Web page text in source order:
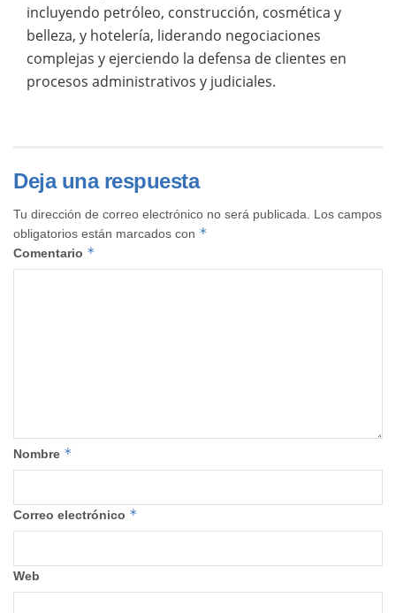
incluyendo petróleo, construcción, cosmética y
belleza, y hotelería, liderando negociaciones
complejas y ejerciendo la defensa de clientes en
procesos administrativos y judiciales.
Deja una respuesta
Tu dirección de correo electrónico no será publicada.
Los campos
obligatorios están marcados con *
Comentario *
Nombre *
Correo electrónico *
Web